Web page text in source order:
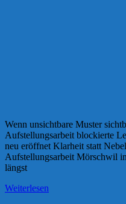
Wenn unsichtbare Muster
Aufstellungsarbeit blockierte
neu eröffnet Klarheit statt
Aufstellungsarbeit Mörschwil
längst
Weiterlesen